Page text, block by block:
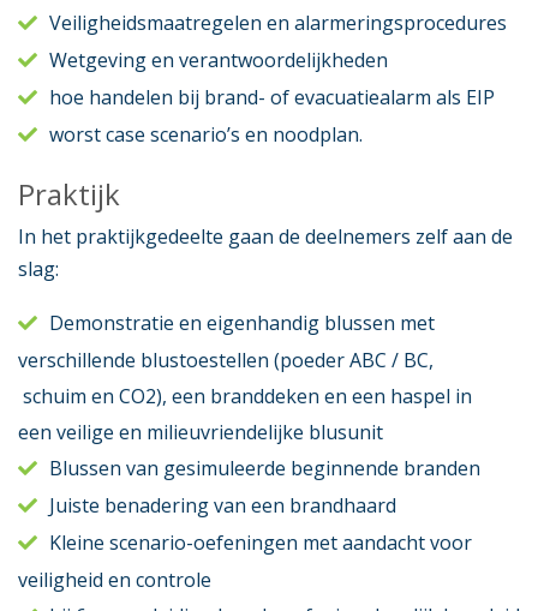
Veiligheidsmaatregelen en alarmeringsprocedures
Wetgeving en verantwoordelijkheden
hoe handelen bij brand- of evacuatiealarm als EIP
worst case scenario’s en noodplan.
Praktijk
In het praktijkgedeelte gaan de deelnemers zelf aan de
slag:
Demonstratie en eigenhandig blussen met
verschillende blustoestellen (poeder ABC / BC,
schuim en CO2), een branddeken en een haspel in
een veilige en milieuvriendelijke blusunit
Blussen van gesimuleerde beginnende branden
Juiste benadering van een brandhaard
Kleine scenario-oefeningen met aandacht voor
veiligheid en controle